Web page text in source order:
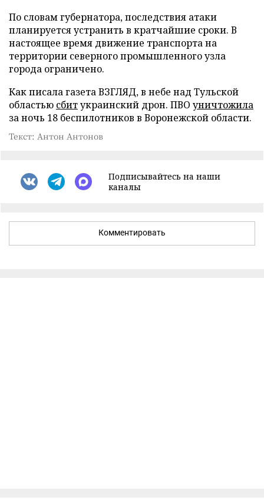
По словам губернатора, последствия атаки
планируется устранить в кратчайшие сроки. В
настоящее время движение транспорта на
территории северного промышленного узла
города ограничено.
Как писала газета ВЗГЛЯД, в небе над Тульской
областью сбитукраинский дрон. ПВО уничтожила
за ночь 18 беспилотников в Воронежской области.
Текст: Антон Антонов
Подписывайтесь на наши
каналы
Комментировать